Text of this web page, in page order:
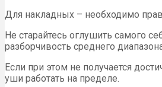
Для накладных – необходимо
Не старайтесь оглушить самого
разборчивость среднего
Если при этом не получается
уши работать на пределе.